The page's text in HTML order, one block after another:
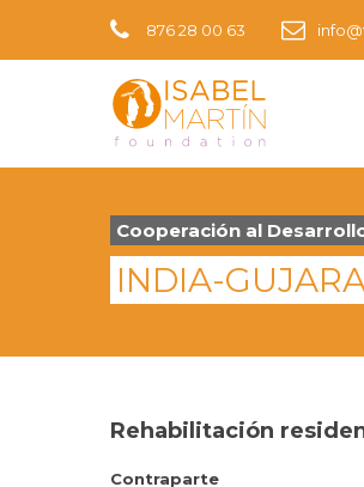
876 28 00 63
Cooperación al
INDIA-
Rehabilitación
Contraparte